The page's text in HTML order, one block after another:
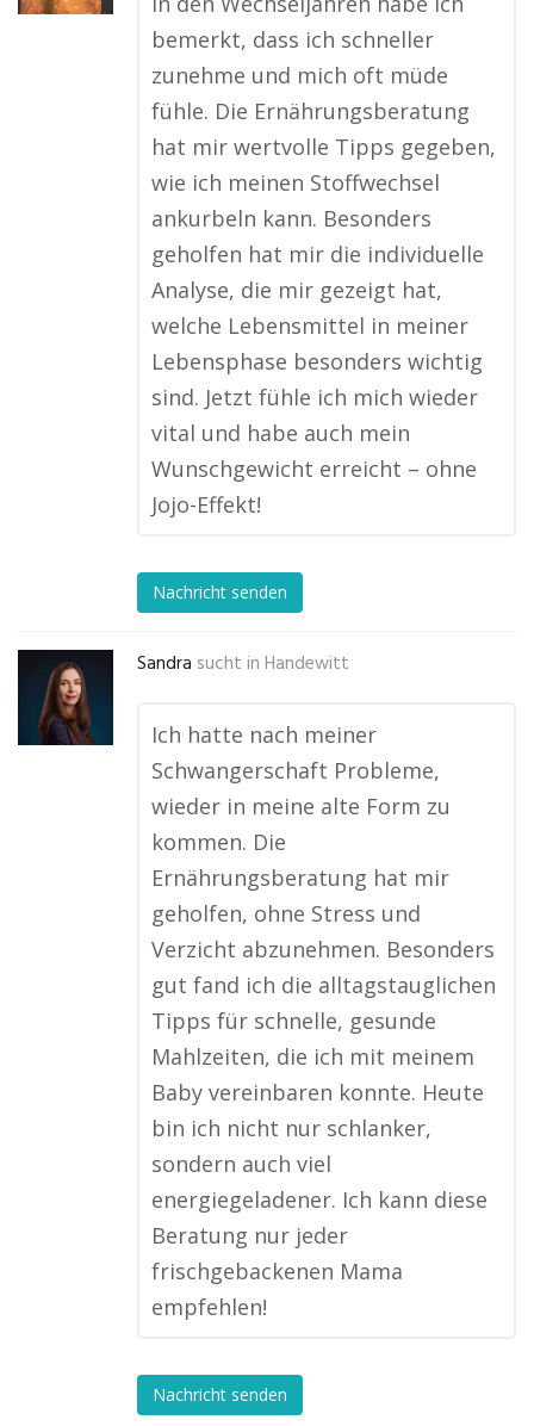
bemerkt, dass ich schneller
zunehme und mich oft müde
fühle. Die Ernährungsberatung
hat mir wertvolle Tipps gegeben,
wie ich meinen Stoffwechsel
ankurbeln kann. Besonders
geholfen hat mir die individuelle
Analyse, die mir gezeigt hat,
welche Lebensmittel in meiner
Lebensphase besonders wichtig
sind. Jetzt fühle ich mich wieder
vital und habe auch mein
Wunschgewicht erreicht – ohne
Jojo-Effekt!
Nachricht senden
Sandra sucht in Handewitt
Ich hatte nach meiner
Schwangerschaft Probleme,
wieder in meine alte Form zu
kommen. Die
Ernährungsberatung hat mir
geholfen, ohne Stress und
Verzicht abzunehmen. Besonders
gut fand ich die alltagstauglichen
Tipps für schnelle, gesunde
Mahlzeiten, die ich mit meinem
Baby vereinbaren konnte. Heute
bin ich nicht nur schlanker,
sondern auch viel
energiegeladener. Ich kann diese
Beratung nur jeder
frischgebackenen Mama
empfehlen!
Nachricht senden